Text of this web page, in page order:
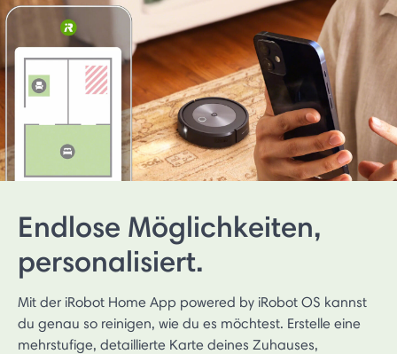
Endlose Möglichkeiten,
personalisiert.
Mit der iRobot Home App powered by iRobot OS kannst
du genau so reinigen, wie du es möchtest. Erstelle eine
mehrstufige, detaillierte Karte deines Zuhauses,